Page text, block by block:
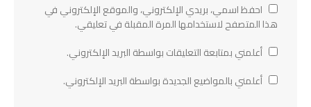
احفظ اسمي، بريدي الإلكتروني، والموقع الإلكتروني في
هذا المتصفح لاستخدامها المرة المقبلة في تعليقي.
أعلمني بمتابعة التعليقات بواسطة البريد الإلكتروني.
أعلمني بالمواضيع الجديدة بواسطة البريد الإلكتروني.